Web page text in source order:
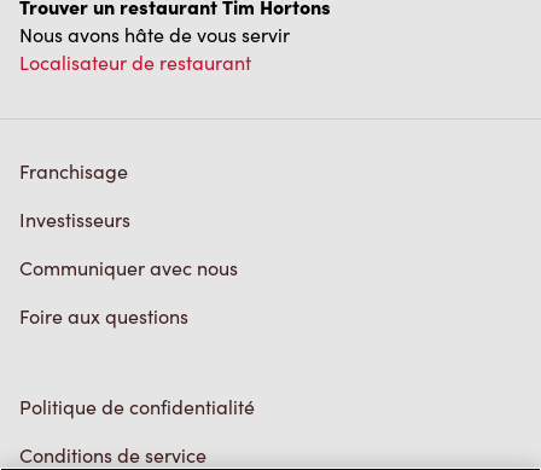
Trouver un restaurant Tim Hortons
Nous avons hâte de vous servir
Localisateur de restaurant
Franchisage
Investisseurs
Communiquer avec nous
Foire aux questions
Politique de confidentialité
Conditions de service